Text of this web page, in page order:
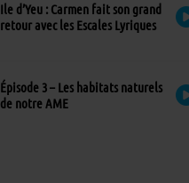
Ile d’Yeu : Carmen fait son grand
retour avec les Escales Lyriques
Épisode 3 – Les habitats naturels
de notre AME